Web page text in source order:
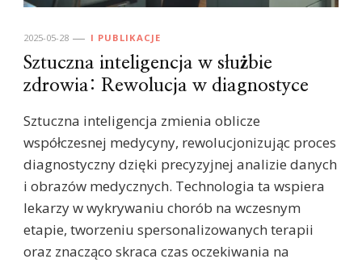
2025-05-28 I PUBLIKACJE
Sztuczna inteligencja w służbie
zdrowia: Rewolucja w diagnostyce
Sztuczna inteligencja zmienia oblicze
współczesnej medycyny, rewolucjonizując proces
diagnostyczny dzięki precyzyjnej analizie danych
i obrazów medycznych. Technologia ta wspiera
lekarzy w wykrywaniu chorób na wczesnym
etapie, tworzeniu spersonalizowanych terapii
oraz znacząco skraca czas oczekiwania na